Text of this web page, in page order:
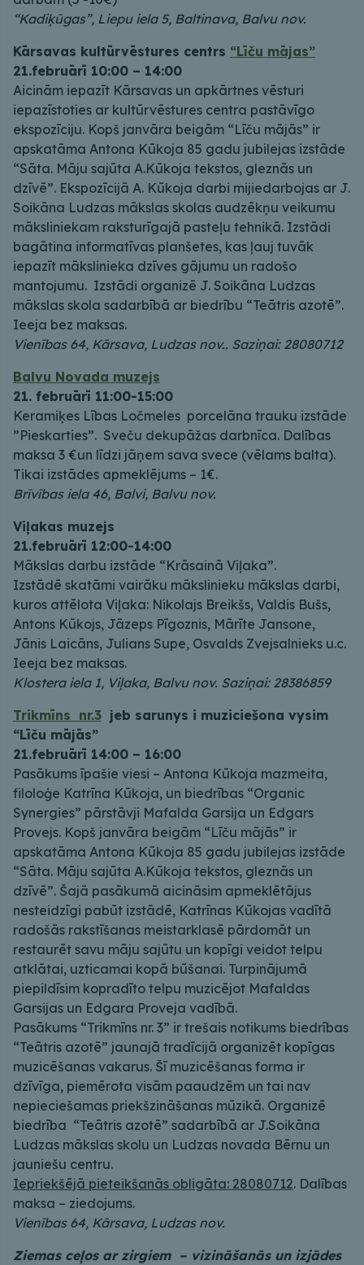
“Kadiķūgas”, Liepu iela 5, Baltinava, Balvu nov.
Kārsavas kultūrvēstures centrs “Līču mājas”
21.februārī 10:00 – 14:00
Aicinām iepazīt Kārsavas un apkārtnes vēsturi
iepazīstoties ar kultūrvēstures centra pastāvīgo
ekspozīciju. Kopš janvāra beigām “Līču mājās” ir
apskatāma Antona Kūkoja 85 gadu jubilejas izstāde
“Sāta. Māju sajūta A.Kūkoja tekstos, gleznās un
dzīvē”. Ekspozīcijā A. Kūkoja darbi mijiedarbojas ar J.
Soikāna Ludzas mākslas skolas audzēkņu veikumu
māksliniekam raksturīgajā pasteļu tehnikā. Izstādi
bagātina informatīvas planšetes, kas ļauj tuvāk
iepazīt mākslinieka dzīves gājumu un radošo
mantojumu. Izstādi organizē J. Soikāna Ludzas
mākslas skola sadarbībā ar biedrību “Teātris azotē”.
Ieeja bez maksas.
Vienības 64, Kārsava, Ludzas nov.. Saziņai: 28080712
Balvu Novada muzejs
21. februārī 11:00-15:00
Keramiķes Lības Ločmeles porcelāna trauku izstāde
”Pieskarties”. Sveču dekupāžas darbnīca. Dalības
maksa 3 €un līdzi jāņem sava svece (vēlams balta).
Tikai izstādes apmeklējums – 1€.
Brīvības iela 46, Balvi, Balvu nov.
Viļakas muzejs
21.februārī 12:00-14:00
Mākslas darbu izstāde “Krāsainā Viļaka”.
Izstādē skatāmi vairāku mākslinieku mākslas darbi,
kuros attēlota Viļaka: Nikolajs Breikšs, Valdis Bušs,
Antons Kūkojs, Jāzeps Pīgoznis, Mārīte Jansone,
Jānis Laicāns, Julians Supe, Osvalds Zvejsalnieks u.c.
Ieeja bez maksas.
Klostera iela 1, Viļaka, Balvu nov. Saziņai: 28386859
Trikmīns nr.3 jeb sarunys i muziciešona vysim
“Līču mājās”
21.februārī 14:00 – 16:00
Pasākums īpašie viesi – Antona Kūkoja mazmeita,
filoloģe Katrīna Kūkoja, un biedrības “Organic
Synergies” pārstāvji Mafalda Garsija un Edgars
Provejs. Kopš janvāra beigām “Līču mājās” ir
apskatāma Antona Kūkoja 85 gadu jubilejas izstāde
“Sāta. Māju sajūta A.Kūkoja tekstos, gleznās un
dzīvē”. Šajā pasākumā aicināsim apmeklētājus
nesteidzīgi pabūt izstādē, Katrīnas Kūkojas vadītā
radošās rakstīšanas meistarklasē pārdomāt un
restaurēt savu māju sajūtu un kopīgi veidot telpu
atklātai, uzticamai kopā būšanai. Turpinājumā
piepildīsim kopradīto telpu muzicējot Mafaldas
Garsijas un Edgara Proveja vadībā.
Pasākums “Trikmīns nr. 3” ir trešais notikums biedrības
“Teātris azotē” jaunajā tradīcijā organizēt kopīgas
muzicēšanas vakarus. Šī muzicēšanas forma ir
dzīvīga, piemērota visām paaudzēm un tai nav
nepieciešamas priekšzināšanas mūzikā. Organizē
biedrība “Teātris azotē” sadarbībā ar J.Soikāna
Ludzas mākslas skolu un Ludzas novada Bērnu un
jauniešu centru.
Iepriekšējā pieteikšanās obligāta: 28080712. Dalības
maksa – ziedojums.
Vienības 64, Kārsava, Ludzas nov.
Ziemas ceļos ar zirgiem – vizināšanās un izjādes